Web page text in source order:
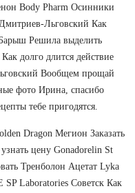
Body Pharm Осинники
Льговский Как
Решила выделить
долго длится действие
Вообщем прощай
фото Ирина, спасибо
тебе пригодятся.
Dragon Мегион Заказать
цену Gonadorelin St
Тренболон Ацетат Lyka
SP Laboratories Советск Как